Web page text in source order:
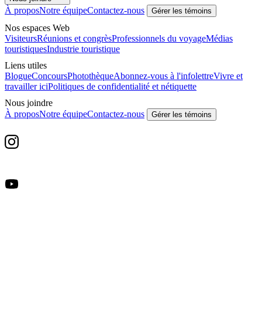
À proposNotre équipeContactez-nous Gérer les témoins
Nos espaces Web
VisiteursRéunions et congrèsProfessionnels du voyageMédias
touristiquesIndustrie touristique
Liens utiles
BlogueConcoursPhotothèqueAbonnez-vous à l'infolettreVivre et
travailler iciPolitiques de confidentialité et nétiquette
Nous joindre
À proposNotre équipeContactez-nous Gérer les témoins